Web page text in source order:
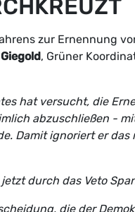
zur Ernennung
, Grüner
hat versucht, die
abzuschließen -
Damit ignoriert er
durch das Veto
die der